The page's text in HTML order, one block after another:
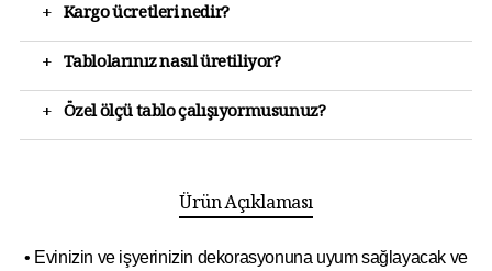
+ Kargo ücretleri nedir?
+ Tablolarınız nasıl üretiliyor?
+ Özel ölçü tablo çalışıyormusunuz?
Ürün Açıklaması
• Evinizin ve işyerinizin dekorasyonuna uyum sağlayacak ve